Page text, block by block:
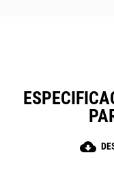
cloud_download